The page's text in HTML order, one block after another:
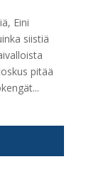
Eini
siistiä
pitää